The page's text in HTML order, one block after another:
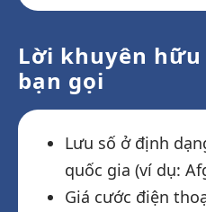
Lời khuyên
bạn gọi
Lưu số ở định
quốc gia (ví dụ:
Giá cước điện